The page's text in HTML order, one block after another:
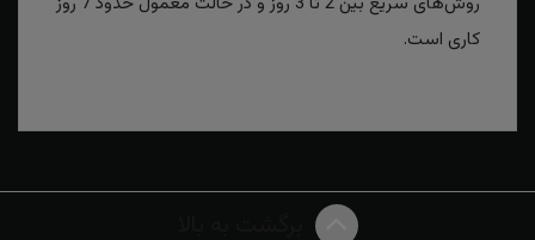
کاری است.